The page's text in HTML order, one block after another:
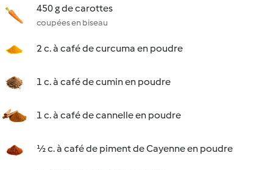
450 g de carottes
coupées en biseau
2 c. à café de curcuma en poudre
1 c. à café de cumin en poudre
1 c. à café de cannelle en poudre
½ c. à café de piment de Cayenne en poudre